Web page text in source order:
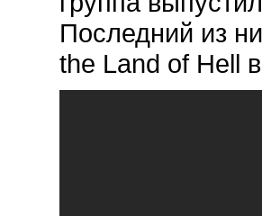
Последний из
the Land of Hell